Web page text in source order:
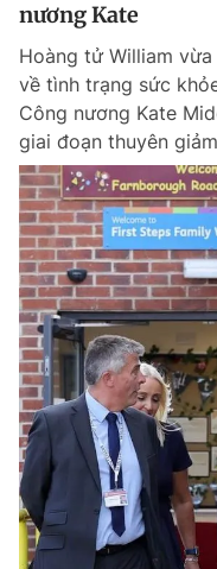
nương Kate
Hoàng tử William
về tình trạng sức
Công nương Kate
giai đoạn thuyên